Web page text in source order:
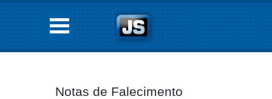
Notas de Falecimento